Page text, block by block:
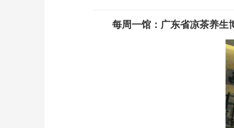
每周一馆：广东省凉茶养生